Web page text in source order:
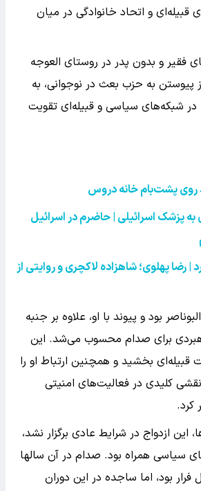
و اتحاد خانوادگی در میان
فقیر و بدون پدر در روستای العوجه
پیوستن به حزب بعث در نوجوانی، به
در شبکه‌های سیاسی و قبیله‌ای تقویت
روی پشت‌بام خانه دروس
به پزشک اسرائیلی | حاضرم در اسرائیل
رضا پهلوی؛ شاهزاده لاکچری و روایتی از
بود و پیوند با او، علاوه بر جنبه
برای صدام محسوب می‌شد. این
قبیله‌ای بخشید و همچنین ارتباط او را
نقشی کلیدی در فعالیت‌های امنیتی
کرد.
این ازدواج در شرایط عادی برگزار نشد،
سیاسی همراه بود. صدام در آن سالها
فرار بود، اما ساجده در این دوران